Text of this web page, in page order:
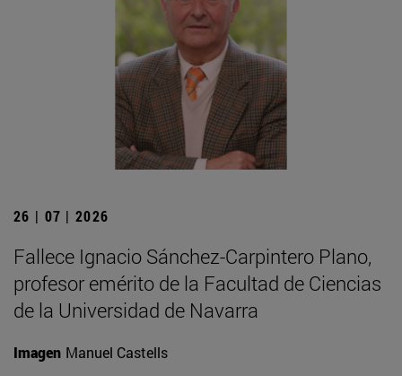
26 | 07 | 2026
Fallece Ignacio Sánchez-Carpintero Plano,
profesor emérito de la Facultad de Ciencias
de la Universidad de Navarra
Imagen Manuel Castells